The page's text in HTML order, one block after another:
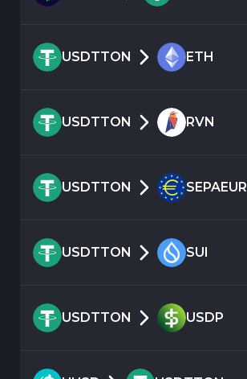
USDTTON ETH
USDTTON RVN
USDTTON SEPAEUR
USDTTON SUI
USDTTON USDP